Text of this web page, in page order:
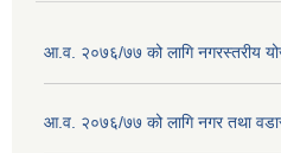
आ.व. २०७६/७७ को लागि नगरस्तरीय
आ.व. २०७६/७७ को लागि नगर तथा